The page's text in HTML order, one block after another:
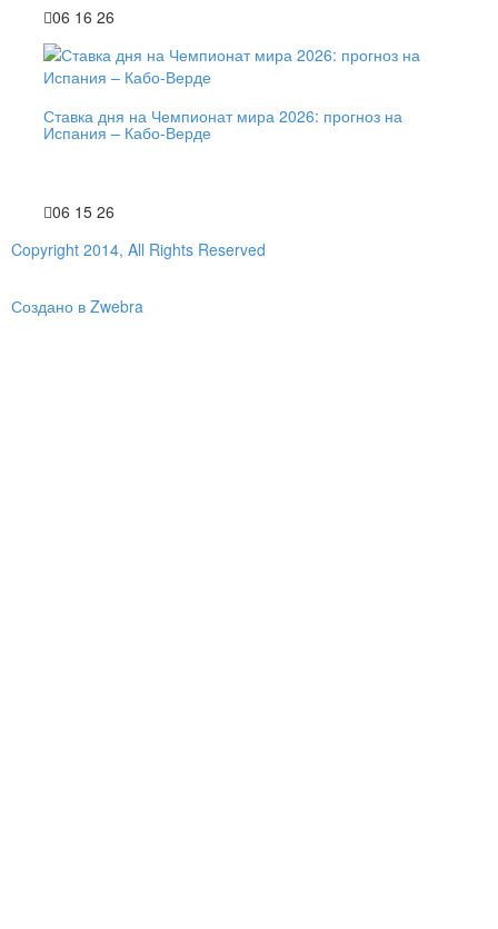
06 16 26
Ставка дня на Чемпионат мира 2026: прогноз на
Испания – Кабо-Верде
06 15 26
Copyright 2014, All Rights Reserved
Создано в Zwebra